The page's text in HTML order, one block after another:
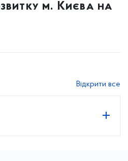
м. Києва на
Відкрити все